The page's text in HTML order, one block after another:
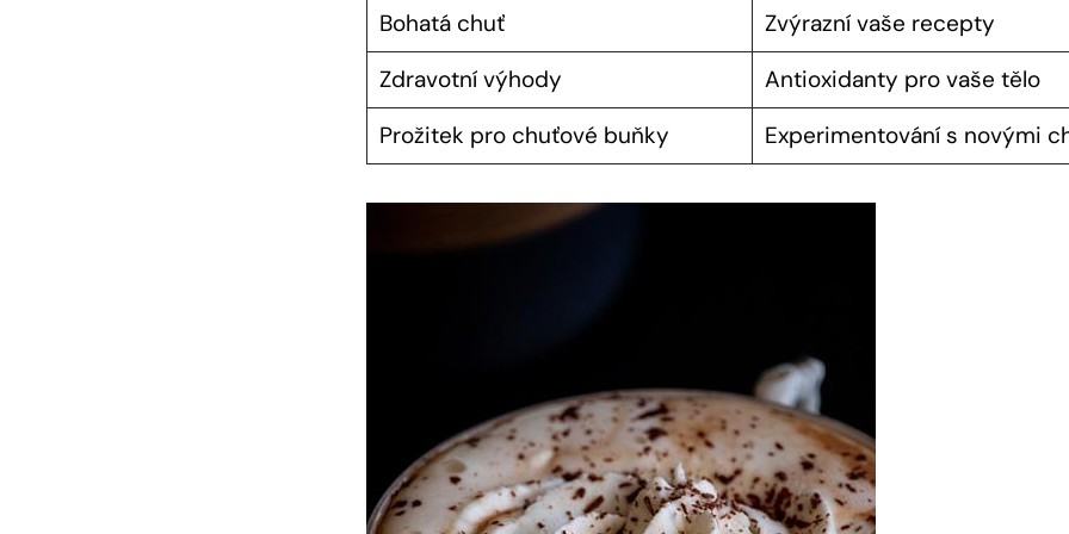
Bohatá chuť
Zvýrazní vaše recepty
Zdravotní výhody
Antioxidanty pro vaše tělo
Prožitek pro chuťové buňky
Experimentování s novými